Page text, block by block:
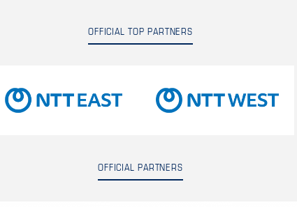
OFFICIAL TOP PARTNERS
OFFICIAL PARTNERS